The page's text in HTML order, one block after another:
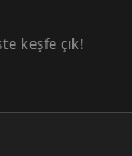
keşfe çık!